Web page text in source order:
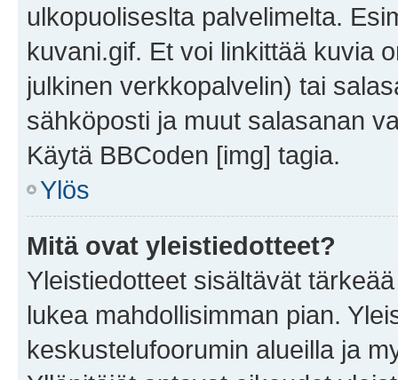
ulkopuoliseslta palvelimelta.
kuvani.gif. Et voi linkittää kuvia
julkinen verkkopalvelin) tai
sähköposti ja muut salasanan
Käytä BBCoden [img] tagia.
Ylös
Mitä ovat yleistiedotteet?
Yleistiedotteet sisältävät
lukea mahdollisimman pian.
keskustelufoorumin alueilla ja